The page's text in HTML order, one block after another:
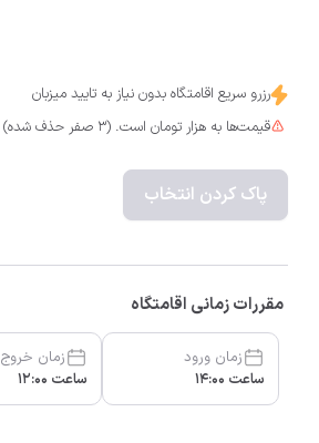
رزرو سریع اقامتگاه بدون نیاز به تایید میزبان
قیمت‌ها به هزار تومان است. (3 صفر حذف شده)
پاک کردن انتخاب
مقررات زمانی اقامتگاه
زمان ورود
ساعت 14:00
زمان خروج
ساعت 12:00